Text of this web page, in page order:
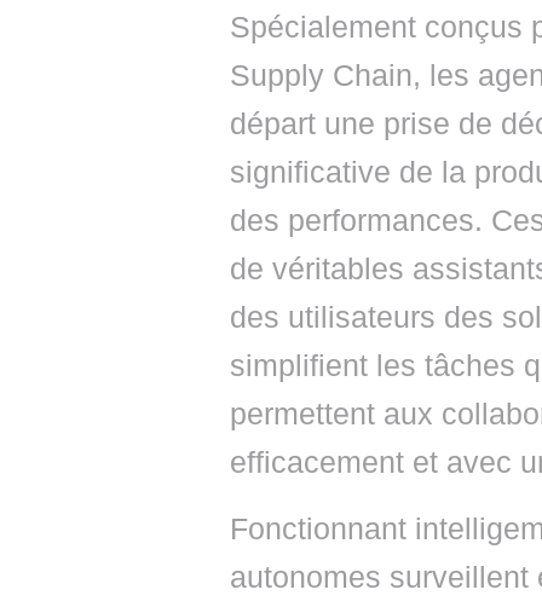
Spécialement conçus
Supply Chain, les
départ une prise de
significative de la
des performances.
de véritables
des utilisateurs des
simplifient les tâches
permettent aux
efficacement et avec
Fonctionnant
autonomes